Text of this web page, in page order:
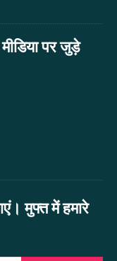
पर जुड़े
मुफ्त में हमारे